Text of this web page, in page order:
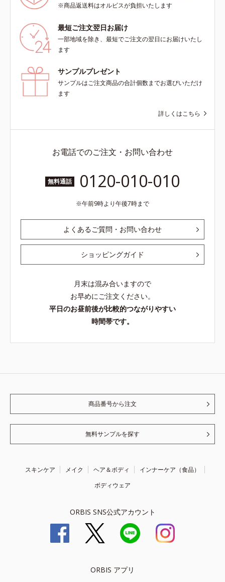
※商品返送料はオルビスが負担いたします
最短ご注文翌日お届け
一部地域を除き、最短でご注文の翌日にお届けいたし
ます
サンプルプレゼント
サンプルはご注文商品の合計個数までお選びいただけ
ます
詳しくはこちら
お電話でのご注文・お問い合わせ
無料通話 0120-010-010
午前9時より午後7時まで
よくあるご質問・お問い合わせ
ショッピングガイド
月末は混み合いますので
お早めにご注文ください。
平日のお昼前後が比較的つながりやすい
時間帯です。
商品番号から注文
無料サンプルを探す
スキンケア メイク ヘア＆ボディ
インナーケア（食品）
ボディウェア
ORBIS SNS公式アカウント
ORBIS アプリ